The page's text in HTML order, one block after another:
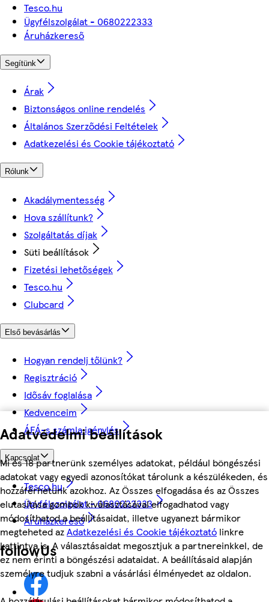
Adatvédelmi beállítások
Mi és 18 partnerünk személyes adatokat, például böngészési
adatokat vagy egyedi azonosítókat tárolunk a készülékeden, és
hozzáférhetünk azokhoz. Az Összes elfogadása és az Összes
elutasítása gombok kiválasztásával elfogadhatod vagy
módosíthatod a beállításaidat, illetve ugyanezt bármikor
megteheted azAdatkezelési és Cookie tájékoztató linkre
kattintva is. A választásaidat megosztjuk a partnereinkkel, de
ez nem érinti a böngészési adataidat. A beállításaid alapján
személyre tudjuk szabni a vásárlási élményedet az oldalon.
Tesco.hu
Ügyfélszolgálat - 0680222333
Áruházkereső
Segítünk
Árak
Biztonságos online rendelés
Általános Szerződési Feltételek
Adatkezelési és Cookie tájékoztató
Rólunk
Akadálymentesség
Hova szállítunk?
Szolgáltatás díjak
Süti beállítások
Fizetési lehetőségek
Tesco.hu
Clubcard
Első bevásárlás
Hogyan rendelj tőlünk?
Regisztráció
Idősáv foglalása
Kedvenceim
ÁFÁ-s számla igénylés
Kapcsolat
Tesco.hu
Ügyfélszolgálat - 0680222333
Áruházkereső
followUs